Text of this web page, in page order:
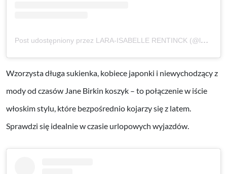
Post udostępniony przez LARA-ISABELLE RENTINCK (@laraisabellerentinck)
Wzorzysta długa sukienka, kobiece japonki i niewychodzący z
mody od czasów Jane Birkin koszyk – to połączenie w iście
włoskim stylu, które bezpośrednio kojarzy się z latem.
Sprawdzi się idealnie w czasie urlopowych wyjazdów.